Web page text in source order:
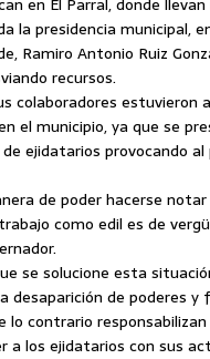
la presidencia municipal,
Ramiro Antonio Ruiz
recursos.
colaboradores estuvieron
el municipio, ya que se
ejidatarios provocando al
de poder hacerse
como edil es de
se solucione esta
desaparición de poderes y
lo contrario
a los ejidatarios con sus